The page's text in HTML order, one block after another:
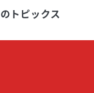
のトピックス